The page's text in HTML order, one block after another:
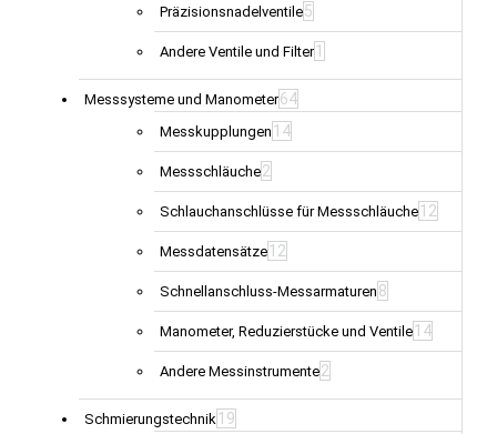
Präzisionsnadelventile5
Andere Ventile und Filter 1
Messsysteme und Manometer64
Messkupplungen 14
Messschläuche2
Schlauchanschlüsse für Messschläuche 12
Messdatensätze 12
Schnellanschluss-Messarmaturen 8
Manometer, Reduzierstücke und Ventile 14
Andere Messinstrumente2
Schmierungstechnik 19